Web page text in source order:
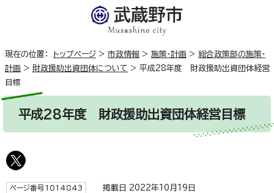
現在の位置： トップページ > 市政情報 > 施策・計画 > 総合政策部の施策・
計画 > 財政援助出資団体について > 平成28年度 財政援助出資団体経営
目標
平成28年度 財政援助出資団体経営目標
ページ番号1014843 掲載日 2022年10月19日